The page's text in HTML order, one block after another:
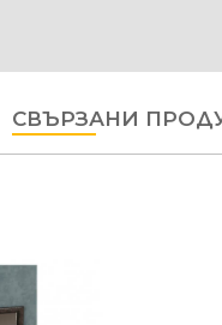
СВЪРЗАНИ
ОГЛЕДАЛО